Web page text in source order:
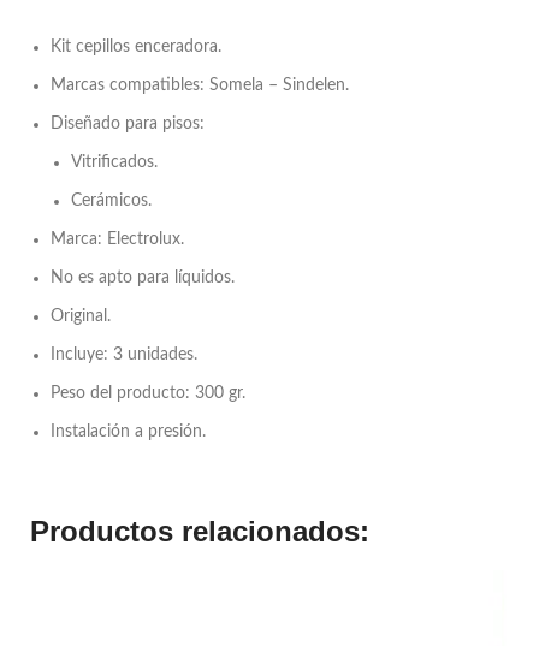
Kit cepillos enceradora.
Marcas compatibles: Somela – Sindelen.
Diseñado para pisos:
Vitrificados.
Cerámicos.
Marca: Electrolux.
No es apto para líquidos.
Original.
Incluye: 3 unidades.
Peso del producto: 300 gr.
Instalación a presión.
Productos relacionados: